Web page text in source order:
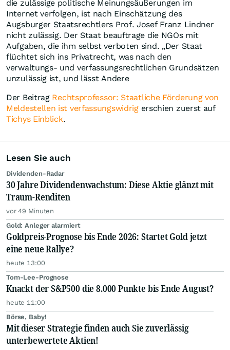
die zulässige politische Meinungsäußerungen im
Internet verfolgen, ist nach Einschätzung des
Augsburger Staatsrechtlers Prof. Josef Franz Lindner
nicht zulässig. Der Staat beauftrage die NGOs mit
Aufgaben, die ihm selbst verboten sind. „Der Staat
flüchtet sich ins Privatrecht, was nach den
verwaltungs- und verfassungsrechtlichen Grundsätzen
unzulässig ist, und lässt Andere
Der Beitrag Rechtsprofessor: Staatliche Förderung von
Meldestellen ist verfassungswidrigerschien zuerst auf
Tichys Einblick.
Lesen Sie auch
Dividenden-Radar
30 Jahre Dividendenwachstum: Diese Aktie glänzt mit
Traum-Renditen
vor 49 Minuten
Gold: Anleger alarmiert
Goldpreis-Prognose bis Ende 2026: Startet Gold jetzt
eine neue Rallye?
heute 13:00
Tom-Lee-Prognose
Knackt der S&P500 die 8.000 Punkte bis Ende August?
heute 11:00
Börse, Baby!
Mit dieser Strategie finden auch Sie zuverlässig
unterbewertete Aktien!